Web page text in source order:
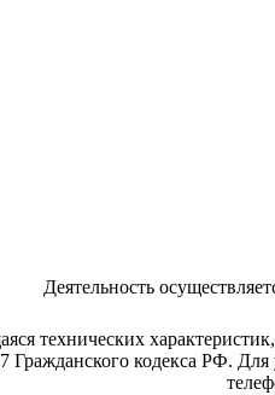
Деятельность
технических
кодекса РФ.